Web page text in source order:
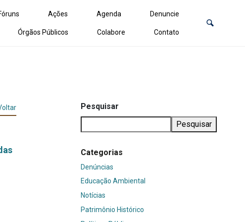
Ações Agenda Denuncie
Órgãos Públicos Colabore Contato
Pesquisar
Pesquisar
Categorias
Denúncias
Educação Ambiental
Notícias
Patrimônio Histórico